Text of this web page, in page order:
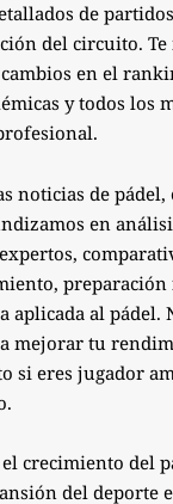
de
del circuito. Te
en el
y todos los
noticias de pádel,
en
aplicada al pádel.
mejorar tu
si eres jugador
crecimiento del
del deporte